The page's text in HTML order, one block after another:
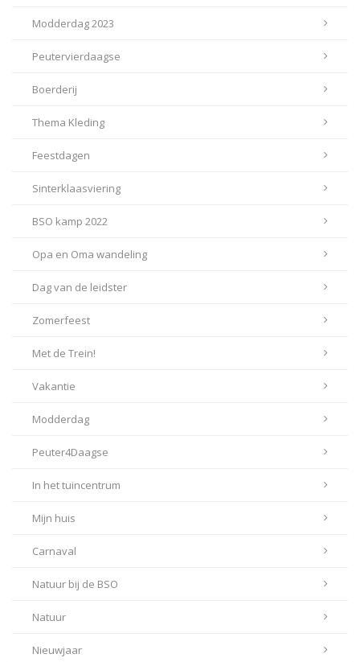
Modderdag 2023
Peutervierdaagse
Boerderij
Thema Kleding
Feestdagen
Sinterklaasviering
BSO kamp 2022
Opa en Oma wandeling
Dag van de leidster
Zomerfeest
Met de Trein!
Vakantie
Modderdag
Peuter4Daagse
In het tuincentrum
Mijn huis
Carnaval
Natuur bij de BSO
Natuur
Nieuwjaar